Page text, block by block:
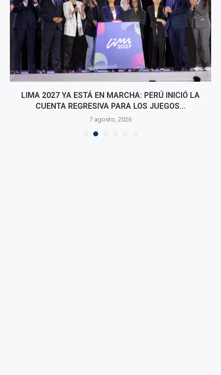
LIMA 2027 YA ESTÁ EN MARCHA: PERÚ INICIÓ LA
CUENTA REGRESIVA PARA LOS JUEGOS...
7 agosto, 2026